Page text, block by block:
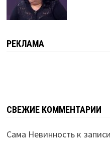
РЕКЛАМА
СВЕЖИЕ КОММЕНТАРИИ
Сама Невинностьк записи